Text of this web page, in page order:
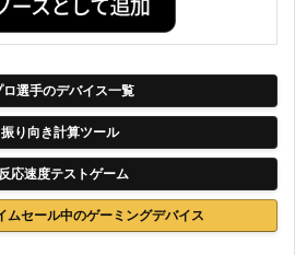
ロ選手のデバイス一覧
振り向き計算ツール
反応速度テストゲーム
ムセール中のゲーミングデバイス